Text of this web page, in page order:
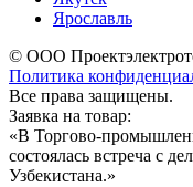
Ярославль
© ООО
Политика
Все права защищены.
Заявка на товар:
«В Торгово-
состоялась встреча с
Узбекистана.»